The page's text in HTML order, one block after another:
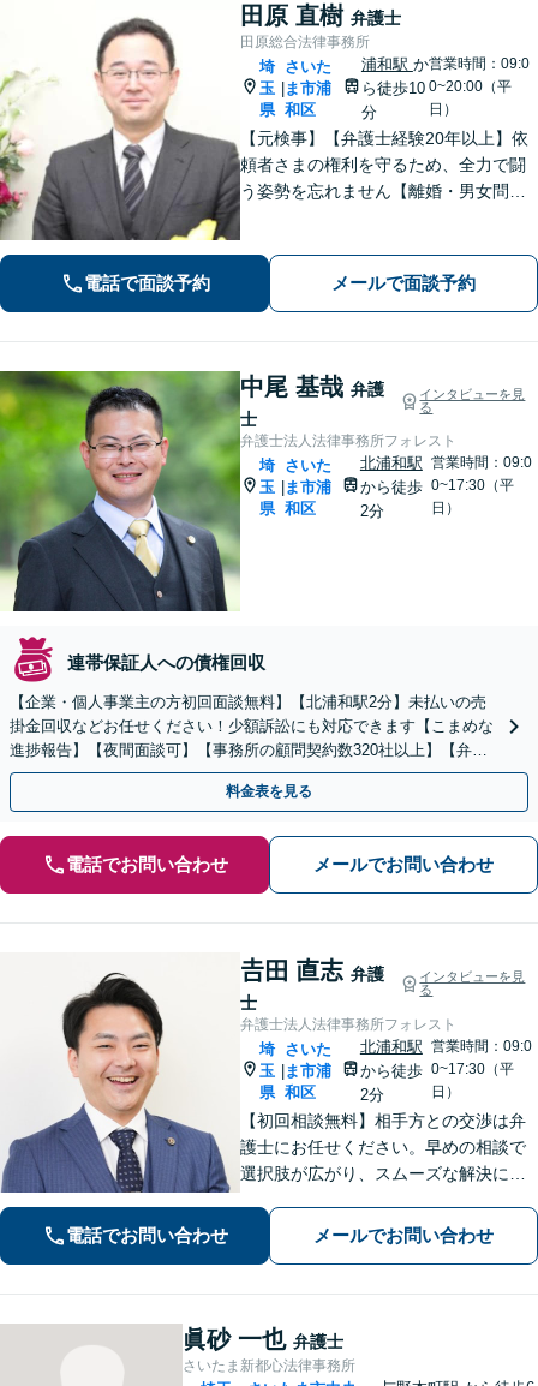
田原 直樹 弁護士
田原総合法律事務所
埼
玉
県
さいた
ま市浦
和区
浦和駅 か
ら徒歩10
分
営業時間：09:0
0~20:00（平
日）
【元検事】【弁護士経験20年以上】依
頼者さまの権利を守るため、全力で闘
う姿勢を忘れません【離婚・男女問
分・遺留分にも積極的に対応【夜間／
休日の相談可能】
電話で面談予約 メールで面談予約
中尾 基哉 弁護
士
インタビューを見
る
弁護士法人法律事務所フォレスト
埼
玉
県
さいた
ま市浦
和区
北浦和駅
から徒歩
2分
営業時間：09:0
0~17:30（平
日）
連帯保証人への債権回収
【企業・個人事業主の方初回面談無料】【北浦和駅2分】未払いの売
掛金回収などお任せください！少額訴訟にも対応できます【こまめな
進捗報告】【夜間面談可】【事務所の顧問契約数320社以上】【弁護
士6人在籍&専門家顧問がフルサポート】
料金表を見る
電話でお問い合わせ メールでお問い合わせ
𠮷田 直志 弁護
士
インタビューを見
る
弁護士法人法律事務所フォレスト
埼
玉
県
さいた
ま市浦
和区
北浦和駅
から徒歩
2分
営業時間：09:0
0~17:30（平
日）
【初回相談無料】相手方との交渉は弁
護士にお任せください。早めの相談で
選択肢が広がり、スムーズな解決につ
豊富】【示談成功・不起訴獲得の実績
豊富】あなたの権利を守り、最善の結
電話でお問い合わせ メールでお問い合わせ
眞砂 一也 弁護士
さいたま新都心法律事務所